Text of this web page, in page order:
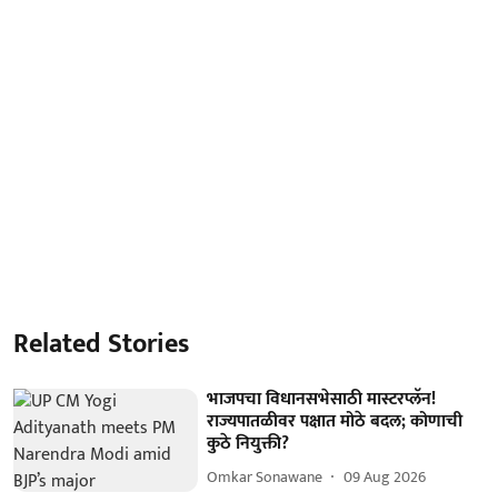
Related Stories
भाजपचा विधानसभेसाठी मास्टरप्लॅन!
राज्यपातळीवर पक्षात मोठे बदल; कोणाची
कुठे नियुक्ती?
Omkar Sonawane 09 Aug 2026